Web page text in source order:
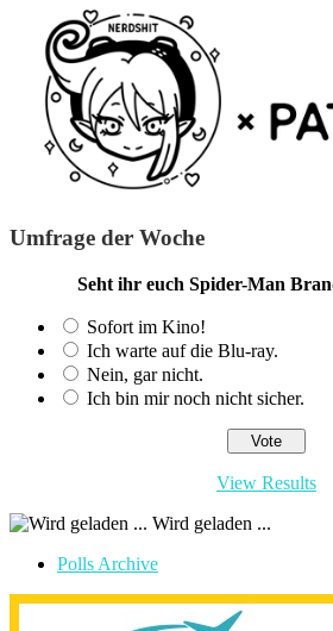
Umfrage der Woche
Seht ihr euch Spider-Man
Sofort im Kino!
Ich warte auf die Blu-ray.
Nein, gar nicht.
Ich bin mir noch nicht sicher.
View Results
Wird geladen ...
Polls Archive